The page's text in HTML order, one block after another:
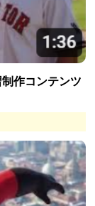
作コンテンツ